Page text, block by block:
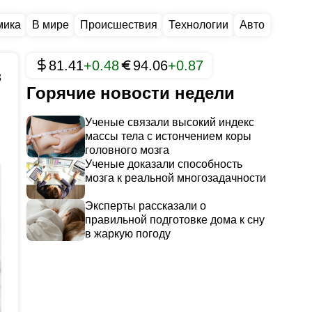
В мире Происшествия Технологии Авто
81.41+0.48 94.06+0.87
Горячие новости недели
Ученые связали высокий индекс
массы тела с истончением коры
головного мозга
Ученые доказали способность
мозга к реальной многозадачности
Эксперты рассказали о
правильной подготовке дома к сну
в жаркую погоду